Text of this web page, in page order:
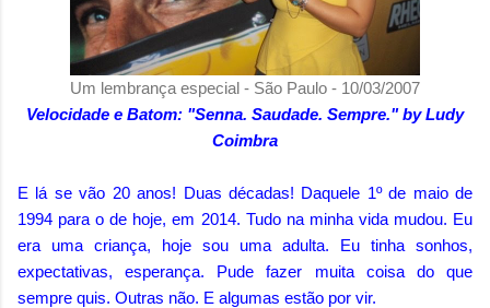
Um lembrança especial - São Paulo - 10/03/2007
Velocidade e Batom: "Senna. Saudade. Sempre." by Ludy
Coimbra
E lá se vão 20 anos! Duas décadas! Daquele 1º de maio de
1994 para o de hoje, em 2014. Tudo na minha vida mudou. Eu
era uma criança, hoje sou uma adulta. Eu tinha sonhos,
expectativas, esperança. Pude fazer muita coisa do que
sempre quis. Outras não. E algumas estão por vir.